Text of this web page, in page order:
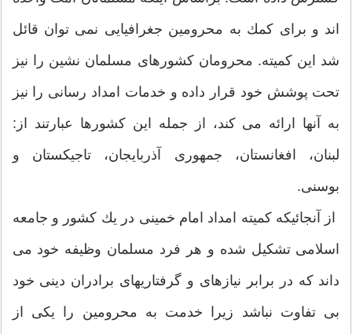
اند و برای كمك به محرومین جغرافیایی نمی توان قائل
شد این كمیته. محرومان كشورهای مسلمان نشین را نیز
تحت پوشش خود قرار داده و خدمات امداد رسانی را نیز
به آنها ارائه می كند، از جمله این كشورها عبارتند از:
لبنان، افغانستان، جمهوری آذربایجان، تاجیكستان و
بوسنی.
از آنجائیكه كمیته امداد امام خمینی در یك كشور و جامعه
اسلامی تشكیل شده و هر فرد مسلمان وظیفه خود می
داند كه در برابر نیازهای و گرفتاریهای برادران دینی خود
بی تفاوت نباشد زیرا خدمت به محرومین را یكی از